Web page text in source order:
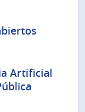
Artificial